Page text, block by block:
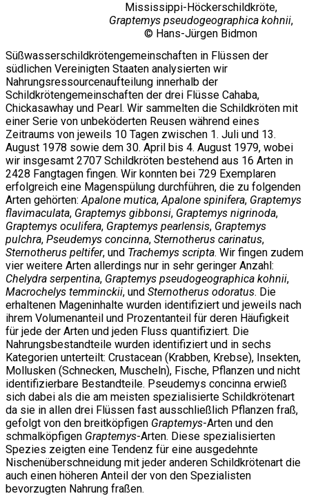
Mississippi-Höckerschildkröte,
Graptemys pseudogeographica kohnii,
© Hans-Jürgen Bidmon
Süßwasserschildkrötengemeinschaften in Flüssen der
südlichen Vereinigten Staaten analysierten wir
Nahrungsressourcenaufteilung innerhalb der
Schildkrötengemeinschaften der drei Flüsse Cahaba,
Chickasawhay und Pearl. Wir sammelten die Schildkröten mit
einer Serie von unbeköderten Reusen während eines
Zeitraums von jeweils 10 Tagen zwischen 1. Juli und 13.
August 1978 sowie dem 30. April bis 4. August 1979, wobei
wir insgesamt 2707 Schildkröten bestehend aus 16 Arten in
2428 Fangtagen fingen. Wir konnten bei 729 Exemplaren
erfolgreich eine Magenspülung durchführen, die zu folgenden
Arten gehörten:Apalone mutica,Apalone spinifera, Graptemys
flavimaculata, Graptemys gibbonsi, Graptemys nigrinoda,
Graptemys oculifera, Graptemys pearlensis, Graptemys
pulchra, Pseudemys concinna, Sternotherus carinatus,
Sternotherus peltifer, und Trachemys scripta. Wir fingen zudem
vier weitere Arten allerdings nur in sehr geringer Anzahl:
Chelydra serpentina, Graptemys pseudogeographica kohnii,
Macrochelys temminckii, und Sternotherus odoratus. Die
erhaltenen Mageninhalte wurden identifiziert und jeweils nach
ihrem Volumenanteil und Prozentanteil für deren Häufigkeit
für jede der Arten und jeden Fluss quantifiziert. Die
Nahrungsbestandteile wurden identifiziert und in sechs
Kategorien unterteilt: Crustacean (Krabben, Krebse), Insekten,
Mollusken (Schnecken, Muscheln), Fische, Pflanzen und nicht
identifizierbare Bestandteile. Pseudemys concinna erwieß
sich dabei als die am meisten spezialisierte Schildkrötenart
da sie in allen drei Flüssen fast ausschließlich Pflanzen fraß,
gefolgt von den breitköpfigen Graptemys-Arten und den
schmalköpfigen Graptemys-Arten. Diese spezialisierten
Spezies zeigten eine Tendenz für eine ausgedehnte
Nischenüberschneidung mit jeder anderen Schildkrötenart die
auch einen höheren Anteil der von den Spezialisten
bevorzugten Nahrung fraßen.